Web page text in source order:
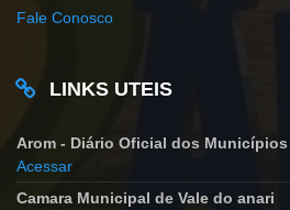
Fale Conosco
LINKS UTEIS
Arom - Diário Oficial dos Municípios
Acessar
Camara Municipal de Vale do anari